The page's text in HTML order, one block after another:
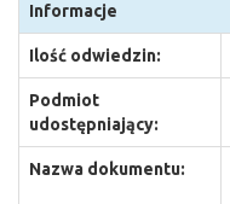
Informacje
Ilość odwiedzin:
Podmiot
udostępniający:
Nazwa dokumentu: